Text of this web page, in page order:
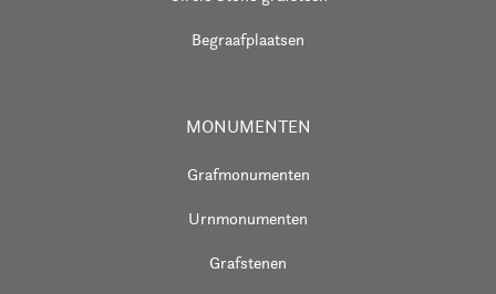
Begraafplaatsen
MONUMENTEN
Grafmonumenten
Urnmonumenten
Grafstenen